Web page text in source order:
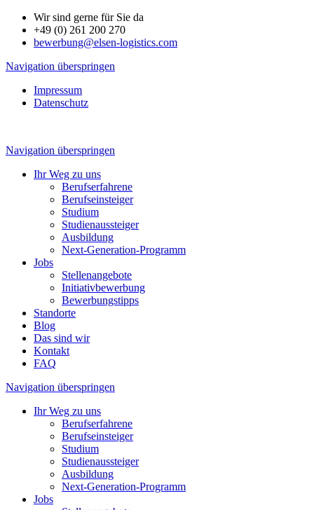
Wir sind gerne für Sie da
+49 (0) 261 200 270
bewerbung@elsen-logistics.com
Navigation überspringen
Impressum
Datenschutz
Navigation überspringen
Ihr Weg zu uns
Berufserfahrene
Berufseinsteiger
Studium
Studienaussteiger
Ausbildung
Next-Generation-Programm
Jobs
Stellenangebote
Initiativbewerbung
Bewerbungstipps
Standorte
Blog
Das sind wir
Kontakt
FAQ
Navigation überspringen
Ihr Weg zu uns
Berufserfahrene
Berufseinsteiger
Studium
Studienaussteiger
Ausbildung
Next-Generation-Programm
Jobs